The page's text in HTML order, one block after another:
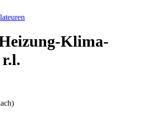
Klima-